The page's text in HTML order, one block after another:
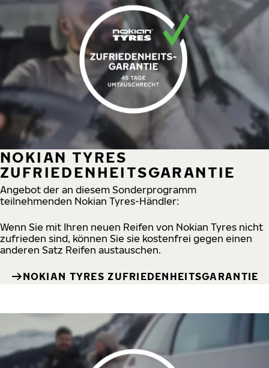
NOKIAN TYRES
ZUFRIEDENHEITSGARANTIE
Angebot der an diesem Sonderprogramm
teilnehmenden Nokian Tyres-Händler:
Wenn Sie mit Ihren neuen Reifen von Nokian Tyres nicht
zufrieden sind, können Sie sie kostenfrei gegen einen
anderen Satz Reifen austauschen.
NOKIAN TYRES ZUFRIEDENHEITSGARANTIE